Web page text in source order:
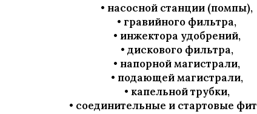
• насосной станции (помпы),
• гравийного фильтра,
• инжектора удобрений,
• дискового фильтра,
• напорной магистрали,
• подающей магистрали,
• капельной трубки,
• соединительные и стартовые